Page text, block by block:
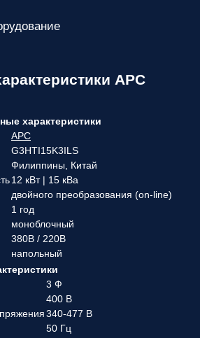
APC
характеристики
APC
G3HTI15K3ILS
Филиппины, Китай
12 кВт | 15 кВа
двойного преобразования (on-line)
1 год
моноблочный
380В / 220В
напольный
3 Ф
400 В
340-477 В
50 Гц